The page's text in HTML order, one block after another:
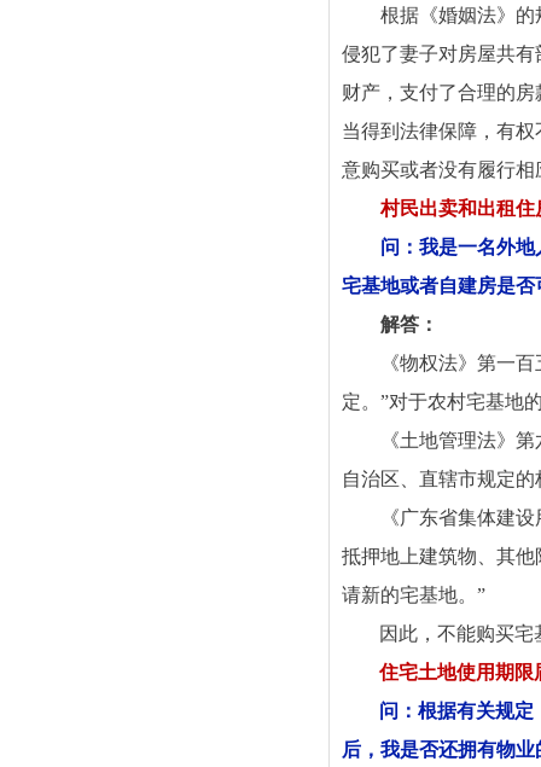
根据《婚姻法》
侵犯了妻子对房屋共
财产，支付了合理的
当得到法律保障，有
意购买或者没有履行
村民出卖和出租
问：我是一名外
宅基地或者自建房是否
解答：
《物权法》第一
定。”对于农村宅基地
《土地管理法》
自治区、直辖市规定
《广东省集体建
抵押地上建筑物、其
请新的宅基地。”
因此，不能购买
住宅土地使用期限
问：根据有关规定
后，我是否还拥有物